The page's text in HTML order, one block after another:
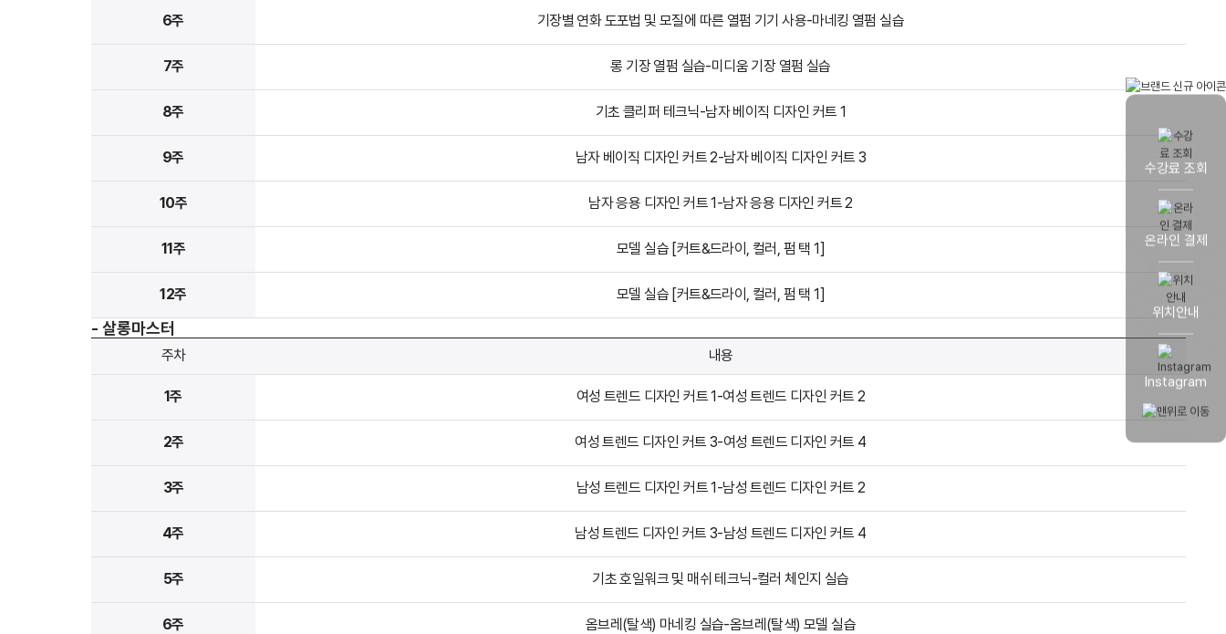
수강료 조회
온라인 결제
위치안내
Instagram
6주 기장별 연화 도포법 및 모질에 따른 열펌 기기 사용-마네킹 열펌 실습
7주 롱 기장 열펌 실습-미디움 기장 열펌 실습
8주 기초 클리퍼 테크닉-남자 베이직 디자인 커트 1
9주 남자 베이직 디자인 커트 2-남자 베이직 디자인 커트 3
10주 남자 응용 디자인 커트 1-남자 응용 디자인 커트 2
11주 모델 실습 [커트&드라이, 컬러, 펌 택 1]
12주 모델 실습 [커트&드라이, 컬러, 펌 택 1]
- 살롱마스터
주차 내용
1주 여성 트렌드 디자인 커트 1-여성 트렌드 디자인 커트 2
2주 여성 트렌드 디자인 커트 3-여성 트렌드 디자인 커트 4
3주 남성 트렌드 디자인 커트 1-남성 트렌드 디자인 커트 2
4주 남성 트렌드 디자인 커트 3-남성 트렌드 디자인 커트 4
5주 기초 호일워크 및 매쉬 테크닉-컬러 체인지 실습
6주 옴브레(탈색) 마네킹 실습-옴브레(탈색) 모델 실습